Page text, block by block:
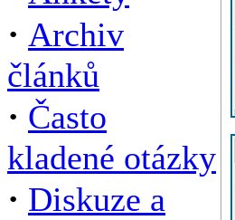
· Archiv
článků
· Často
kladené otázky
· Diskuze a